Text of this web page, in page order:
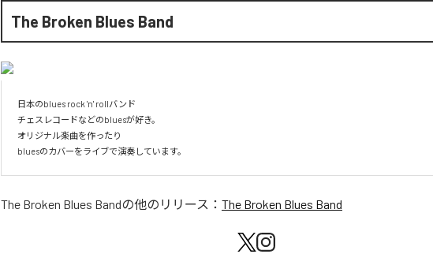
The Broken Blues Band
日本のblues rock 'n' rollバンド
チェスレコードなどのbluesが好き。
オリジナル楽曲を作ったり
bluesのカバーをライブで演奏しています。
The Broken Blues Bandの他のリリース： The Broken Blues Band